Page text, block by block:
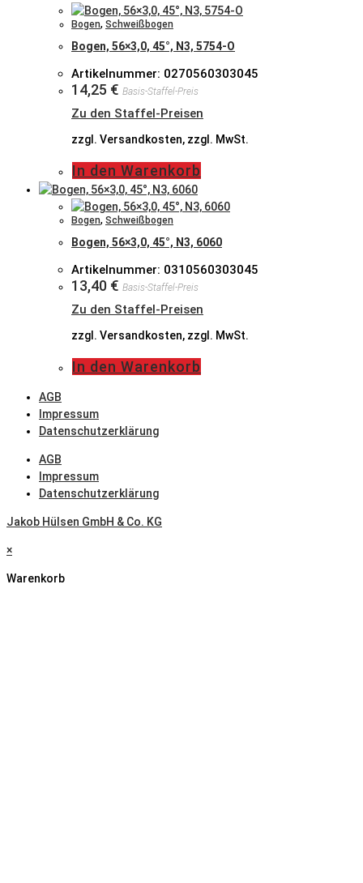
Bogen, Schweißbogen
Bogen, 56×3,0, 45°, N3, 5754-O
Artikelnummer: 0270560303045
14,25 € Basis-Staffel-Preis
Zu den Staffel-Preisen
zzgl. Versandkosten, zzgl. MwSt.
In den Warenkorb
Bogen, Schweißbogen
Bogen, 56×3,0, 45°, N3, 6060
Artikelnummer: 0310560303045
13,40 € Basis-Staffel-Preis
Zu den Staffel-Preisen
zzgl. Versandkosten, zzgl. MwSt.
In den Warenkorb
AGB
Impressum
Datenschutzerklärung
AGB
Impressum
Datenschutzerklärung
Jakob Hülsen GmbH & Co. KG
×
Warenkorb